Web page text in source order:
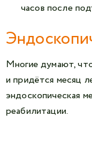
часов после
Многие думают,
и придётся месяц
эндоскопическая
реабилитации.